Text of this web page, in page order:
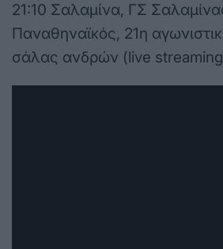
21:10 Σαλαμίνα, ΓΣ
Παναθηναϊκός, 21η
σάλας ανδρών (live